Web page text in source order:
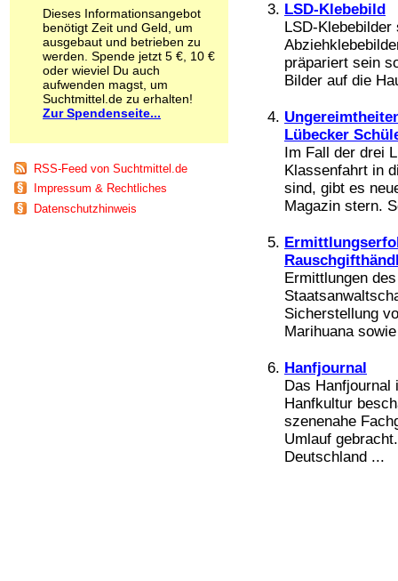
LSD-Klebebild
LSD-Klebebilder
präpariert sein
Bilder auf die
Lübecker
Im Fall der drei
Klassenfahrt in
sind, gibt es
Magazin stern.
Ermittlungen
Sicherstellung
Marihuana
Hanfjournal
Das
Hanfkultur
szenenahe
Umlauf
Deutschland ...
Psychopharmaka
Schlafmittel
Schmerzmittel
Schnüffelstoffe
Spice
Sucht / Süchte
Alkoholsucht
Co-Abhängigkeit
Computersucht
Ess-Brechsucht
Essstörungen
Fernsehsucht
Dieses Informationsangebot
benötigt Zeit und Geld, um
ausgebaut und betrieben zu
werden. Spende jetzt 5 €, 10 €
oder wieviel Du auch
aufwenden magst, um
Suchtmittel.de zu erhalten!
Zur Spendenseite...
RSS-Feed von Suchtmittel.de
Impressum & Rechtliches
Datenschutzhinweis